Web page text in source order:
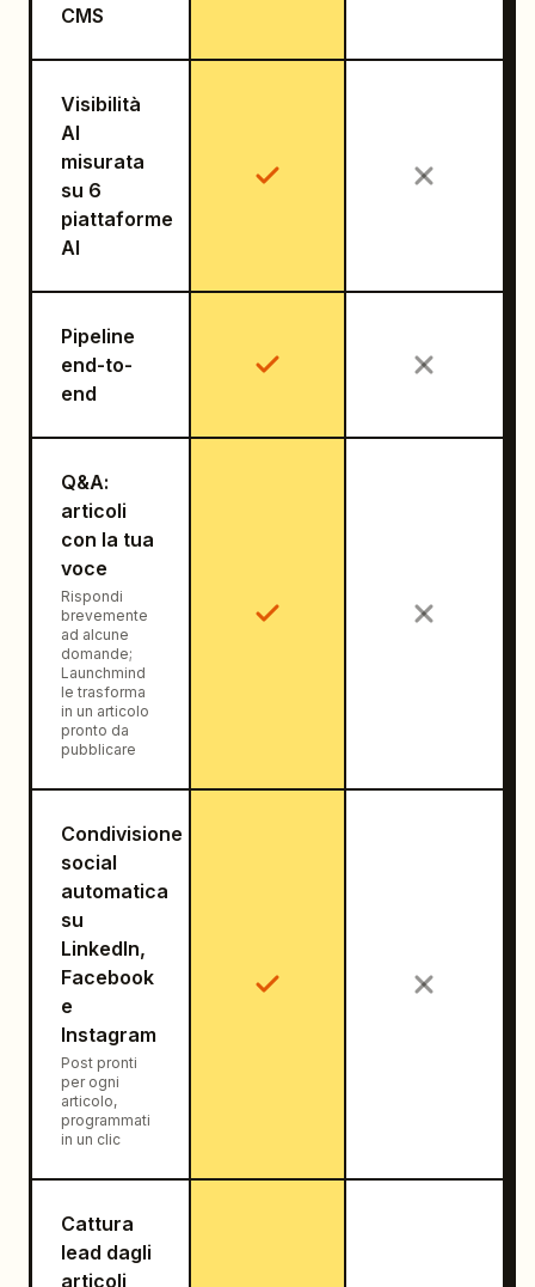
CMS
Visibilità
AI
misurata
su 6
piattaforme
AI
Pipeline
end-to-
end
Q&A:
articoli
con la tua
voce
Rispondi
brevemente
ad alcune
domande;
Launchmind
le trasforma
in un articolo
pronto da
pubblicare
Condivisione
social
automatica
su
LinkedIn,
Facebook
e
Instagram
Post pronti
per ogni
articolo,
programmati
in un clic
Cattura
lead dagli
articoli